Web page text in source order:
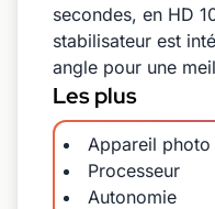
secondes, en HD
stabilisateur est
angle pour une
Les plus
Appareil photo
Processeur
Autonomie